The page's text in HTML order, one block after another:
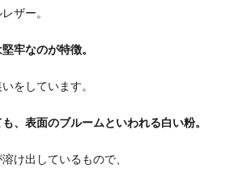
ザー。
牢なのが特徴。
をしています。
、表面のブルームといわれる白い粉。
け出しているもので、